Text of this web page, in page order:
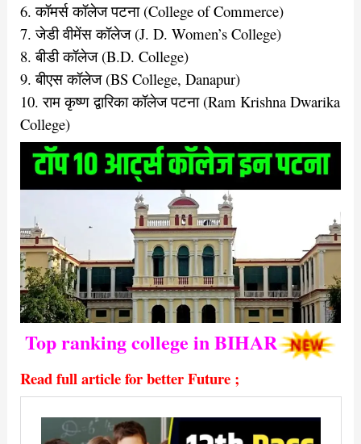
6. कॉमर्स कॉलेज पटना (College of Commerce)
7. जेडी वीमेंस कॉलेज (J. D. Women’s College)
8. बीडी कॉलेज (B.D. College)
9. बीएस कॉलेज (BS College, Danapur)
10. राम कृष्ण द्वारिका कॉलेज पटना (Ram Krishna Dwarika
College)
Top ranking college in BIHAR
Read full article for better Future ;